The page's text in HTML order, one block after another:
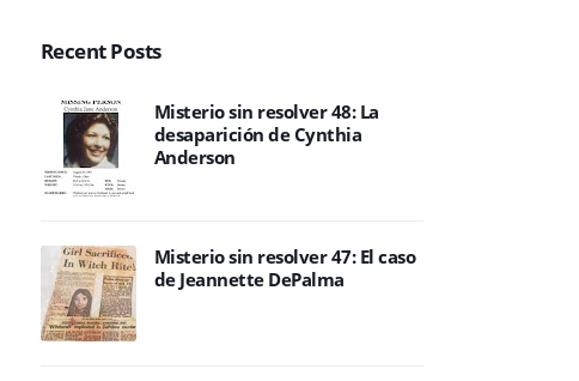
Recent Posts
Misterio sin resolver 48: La
desaparición de Cynthia
Anderson
Misterio sin resolver 47: El caso
de Jeannette DePalma